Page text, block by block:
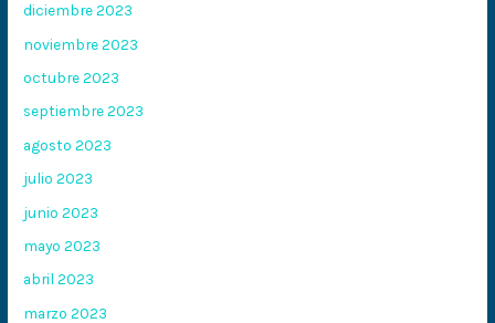
diciembre 2023
noviembre 2023
octubre 2023
septiembre 2023
agosto 2023
julio 2023
junio 2023
mayo 2023
abril 2023
marzo 2023